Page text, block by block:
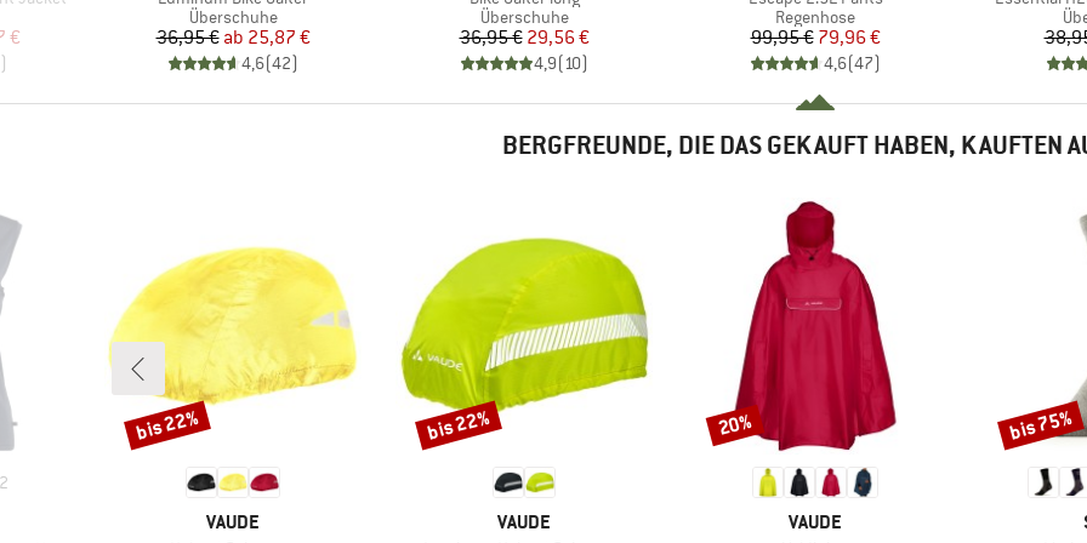
Preis
€
)
Produktgruppe
Überschuhe
Preis
36,95 € reduzierter Preis
ab 25,87 €
4,6(42)
Produktgruppe
Überschuhe
Preis
36,95 €reduzierter Preis
29,56 €
4,9(10)
Produktgruppe
Regenhose
Preis
99,95 €reduzierter Preis
79,96 €
4,6(47)
BERGFREUNDE, DIE DAS GEKAUFT HABEN, KAUFTEN
2
MARKE
VAUDE
Rabatt
bis 22%
MARKE
VAUDE
Rabatt
bis 22%
MARKE
VAUDE
Rabatt
20% Rabatt
bis 75%